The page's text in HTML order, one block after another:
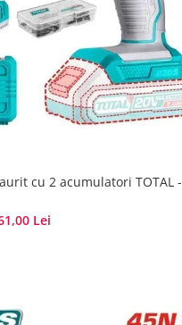
cu 2 acumulatori TOTAL -
Lei